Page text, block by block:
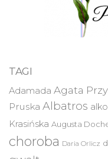
TAGI
Adamada Agata
Pruska Albatros
Krasińska Augusta
choroba Daria Orlicz